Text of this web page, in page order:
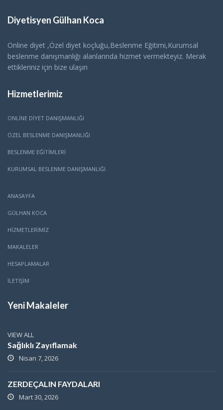
Diyetisyen Gülhan Koca
Online diyet ,Özel diyet koçluğu,Beslenme Eğitimi,Kurumsal
beslenme danışmanlığı alanlarında hizmet vermekteyiz. Merak
ettikleriniz için bize ulaşın
Hizmetlerimiz
ONLINE DIYET DANIŞMANLIĞI
ÖZEL BESLENME DANIŞMANLIĞI
BESLENME EĞITIMLERI
KURUMSAL BESLENME DANIŞMANLIĞI
ANASAYFA
GÜLHAN KOCA
HİZMETLERİMİZ
MAKALELER
HESAPLAMALAR
İLETİŞİM
Yeni Makaleler
VIEW ALL
Sağlıklı Zayıflamak
Nisan 7, 2026
ZERDEÇALIN FAYDALARI
Mart 30, 2026